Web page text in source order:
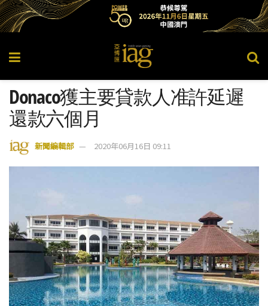
Donaco獲主要貸款人准許延遲
還款六個月
新聞編輯部 2020年06月16日 09:11